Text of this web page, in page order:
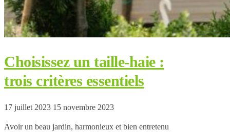
Choisissez un taille-haie :
trois critères essentiels
17 juillet 2023 15 novembre 2023
Avoir un beau jardin, harmonieux et bien entretenu